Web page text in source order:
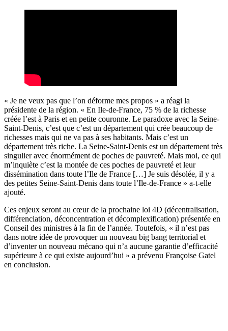
« Je ne veux pas que l’on déforme mes propos » a réagi la
présidente de la région. « En Ile-de-France, 75 % de la richesse
créée l’est à Paris et en petite couronne. Le paradoxe avec la Seine-
Saint-Denis, c’est que c’est un département qui crée beaucoup de
richesses mais qui ne va pas à ses habitants. Mais c’est un
département très riche. La Seine-Saint-Denis est un département très
singulier avec énormément de poches de pauvreté. Mais moi, ce qui
m’inquiète c’est la montée de ces poches de pauvreté et leur
dissémination dans toute l’Ile de France […] Je suis désolée, il y a
des petites Seine-Saint-Denis dans toute l’Ile-de-France » a-t-elle
ajouté.
Ces enjeux seront au cœur de la prochaine loi 4D (décentralisation,
différenciation, déconcentration et décomplexification) présentée en
Conseil des ministres à la fin de l’année. Toutefois, « il n’est pas
dans notre idée de provoquer un nouveau big bang territorial et
d’inventer un nouveau mécano qui n’a aucune garantie d’efficacité
supérieure à ce qui existe aujourd’hui » a prévenu Françoise Gatel
en conclusion.